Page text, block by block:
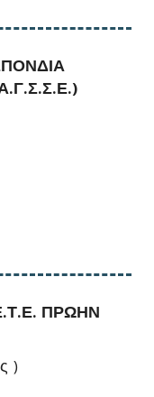
ΠΡΩΗΝ
)